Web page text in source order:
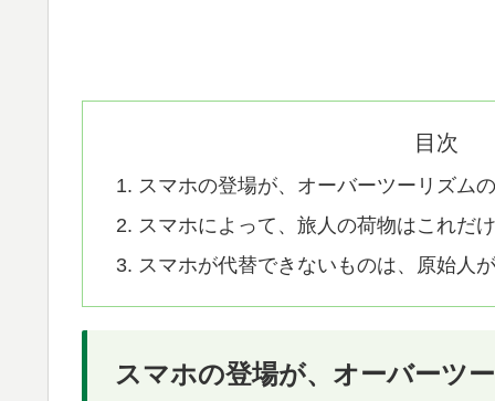
目次
スマホの登場が、オーバーツーリズム
スマホによって、旅人の荷物はこれだ
スマホが代替できないものは、原始人
スマホの登場が、オーバーツ